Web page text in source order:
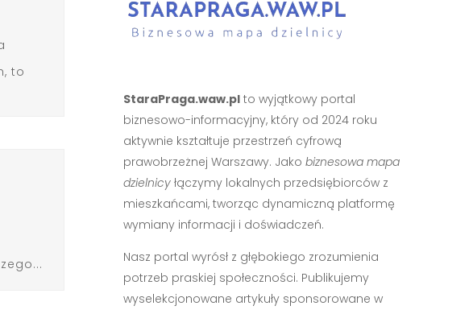
to
StaraPraga.waw.plto wyjątkowy portal
biznesowo-informacyjny, który od 2024 roku
aktywnie kształtuje przestrzeń cyfrową
prawobrzeżnej Warszawy. Jako biznesowa mapa
dzielnicyłączymy lokalnych przedsiębiorców z
mieszkańcami, tworząc dynamiczną platformę
wymiany informacji i doświadczeń.
Nasz portal wyrósł z głębokiego zrozumienia
potrzeb praskiej społeczności. Publikujemy
wyselekcjonowane artykuły sponsorowane w